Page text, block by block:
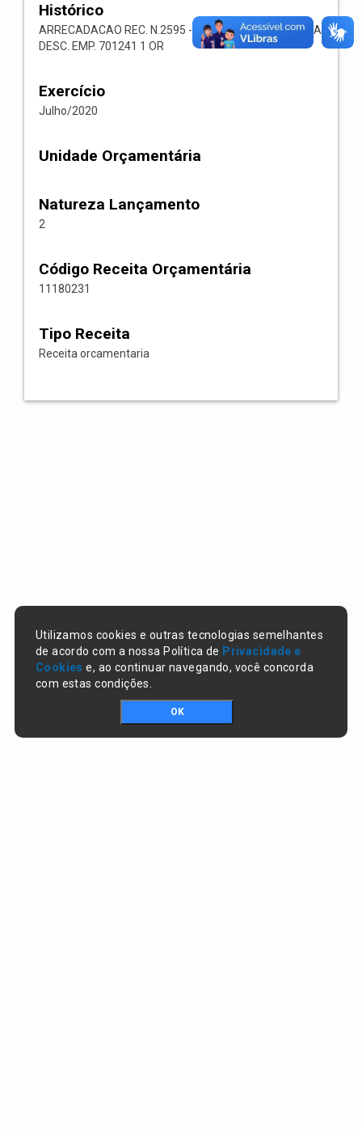
Histórico
ARRECADACAO REC. N.2595 -- 1118.02.3.1.00-RECEITA
DESC. EMP. 701241 1 OR
Exercício
Julho/2020
Unidade Orçamentária
Natureza Lançamento
2
Código Receita Orçamentária
11180231
Tipo Receita
Receita orcamentaria
Utilizamos cookies e outras tecnologias semelhantes
de acordo com a nossa Política de Privacidade e
Cookies e, ao continuar navegando, você concorda
com estas condições.
OK